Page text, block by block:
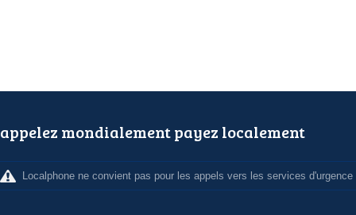
appelez mondialement payez localement
Localphone ne convient pas pour les appels vers les services d'urgence